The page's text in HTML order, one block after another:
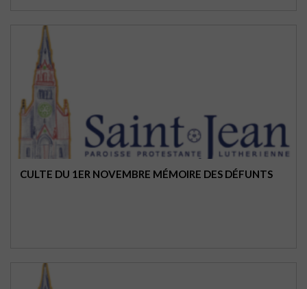
CULTE DU 1ER NOVEMBRE MÉMOIRE DES DÉFUNTS